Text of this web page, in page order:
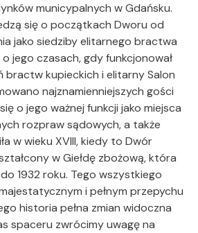
municypalnych w Gdańsku.
się o początkach Dworu od
jako siedziby elitarnego bractwa
o jego czasach, gdy funkcjonował
bractw kupieckich i elitarny Salon
najznamienniejszych gości
o jego ważnej funkcji jako miejsca
rozpraw sądowych, a także
w wieku XVIII, kiedy to Dwór
w Giełdę zbożową, która
1932 roku. Tego wszystkiego
i pełnym przepychu
historia pełna zmian widoczna
spaceru zwrócimy uwagę na